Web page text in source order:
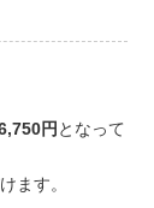
円 となって
ます。